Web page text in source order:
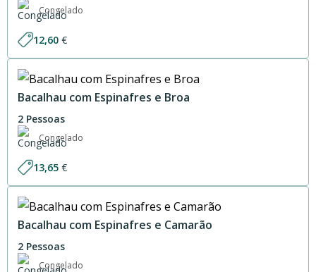
Congelado
12,60 €
Bacalhau com Espinafres e Broa
2 Pessoas
Congelado
13,65 €
Bacalhau com Espinafres e Camarão
2 Pessoas
Congelado